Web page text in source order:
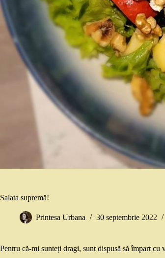
Salata supremă!
Printesa Urbana 30 septembrie 2022
Pentru că-mi sunteți dragi, sunt dispusă să împart cu